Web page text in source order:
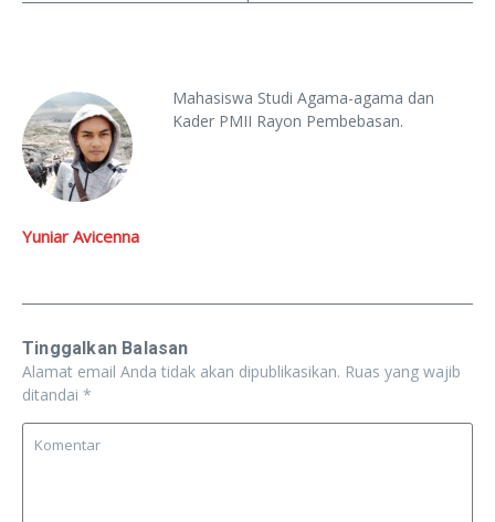
Yuniar Avicenna
Mahasiswa Studi Agama-agama dan
Kader PMII Rayon Pembebasan.
Tinggalkan Balasan
Alamat email Anda tidak akan dipublikasikan. Ruas yang wajib
ditandai *